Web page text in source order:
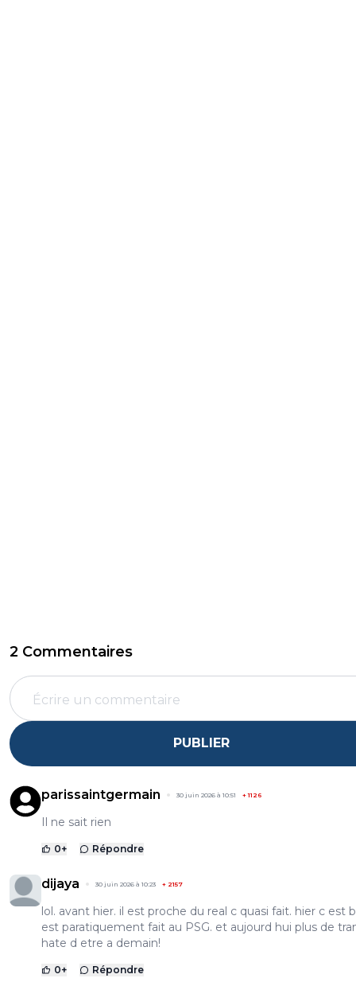
2 Commentaires
PUBLIER
parissaintgermain 30 juin 2026 à 10:51 +1126
Il ne sait rien
0+ Répondre
dijaya 30 juin 2026 à 10:23 + 2157
lol. avant hier. il est proche du real c quasi fait. hier c est
est paratiquement fait au PSG. et aujourd hui plus de
hate d etre a demain!
0+ Répondre